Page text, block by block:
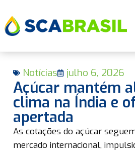
Notícias julho 6, 2026
Açúcar mantém
clima na Índia e
apertada
As cotações do açúcar
mercado internacional,